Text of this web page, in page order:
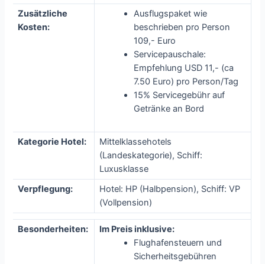
Zusätzliche
Kosten:
Ausflugspaket wie
beschrieben pro Person
109,- Euro
Servicepauschale:
Empfehlung USD 11,- (ca
7.50 Euro) pro Person/Tag
15% Servicegebühr auf
Getränke an Bord
Kategorie Hotel:
Mittelklassehotels
(Landeskategorie), Schiff:
Luxusklasse
Verpflegung:
Hotel: HP (Halbpension), Schiff: VP
(Vollpension)
Besonderheiten:
Im Preis inklusive:
Flughafensteuern und
Sicherheitsgebühren